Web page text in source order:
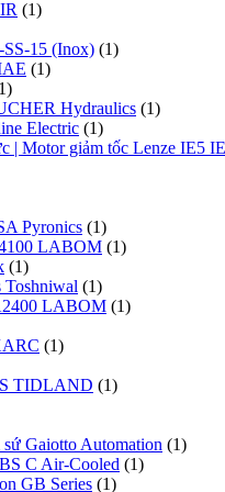
(1)
15 (Inox) (1)
(1)
Hydraulics (1)
Electric (1)
| Motor giảm tốc Lenze IE5
Pyronics (1)
LABOM (1)
(1)
(1)
LABOM (1)
(1)
TIDLAND (1)
Gaiotto Automation (1)
C Air-Cooled (1)
GB Series (1)